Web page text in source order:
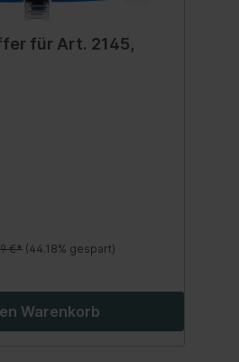
für Art. 2145,
€* (44.18% gespart)
Warenkorb